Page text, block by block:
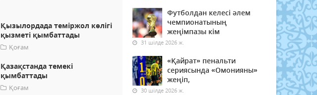
Қызылордада теміржол көлігі
қызметі қымбаттады
Қоғам
Қазақстанда темекі
қымбаттады
Қоғам
Футболдан келесі әлем
чемпионатының
жеңімпазы кім
31 шілде 2026 ж.
«Қайрат» пенальти
сериясында «Омонияны»
жеңіп,
30 шілде 2026 ж.